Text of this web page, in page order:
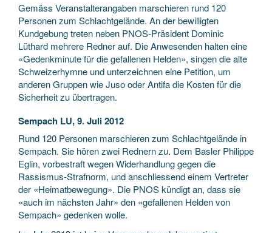
Gemäss Veranstalterangaben marschieren rund 120
Personen zum Schlachtgelände. An der bewilligten
Kundgebung treten neben PNOS-Präsident Dominic
Lüthard mehrere Redner auf. Die Anwesenden halten eine
«Gedenkminute für die gefallenen Helden», singen die alte
Schweizerhymne und unterzeichnen eine Petition, um
anderen Gruppen wie Juso oder Antifa die Kosten für die
Sicherheit zu übertragen.
Sempach LU, 9. Juli 2012
Rund 120 Personen marschieren zum Schlachtgelände in
Sempach. Sie hören zwei Rednern zu. Dem Basler Philippe
Eglin, vorbestraft wegen Widerhandlung gegen die
Rassismus-Strafnorm, und anschliessend einem Vertreter
der «Heimatbewegung». Die PNOS kündigt an, dass sie
«auch im nächsten Jahr» den «gefallenen Helden von
Sempach» gedenken wolle.